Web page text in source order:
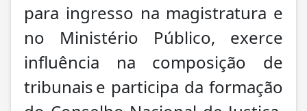
para ingresso na magistratura e
no Ministério Público, exerce
influência na composição de
tribunais e participa da formação